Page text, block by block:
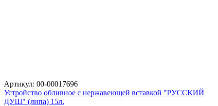
Артикул: 00-00017696
Устройство обливное с нержавеющей вставкой "РУССКИЙ
ДУШ" (липа) 15л.